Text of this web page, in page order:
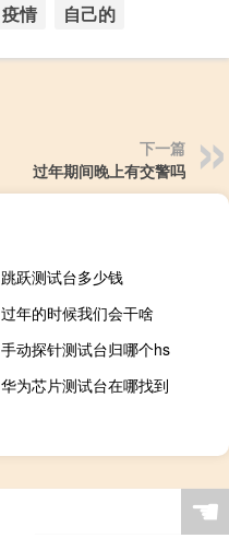
疫情 自己的
下一篇
过年期间晚上有交警吗
跳跃测试台多少钱
过年的时候我们会干啥
手动探针测试台归哪个hs
华为芯片测试台在哪找到
☚